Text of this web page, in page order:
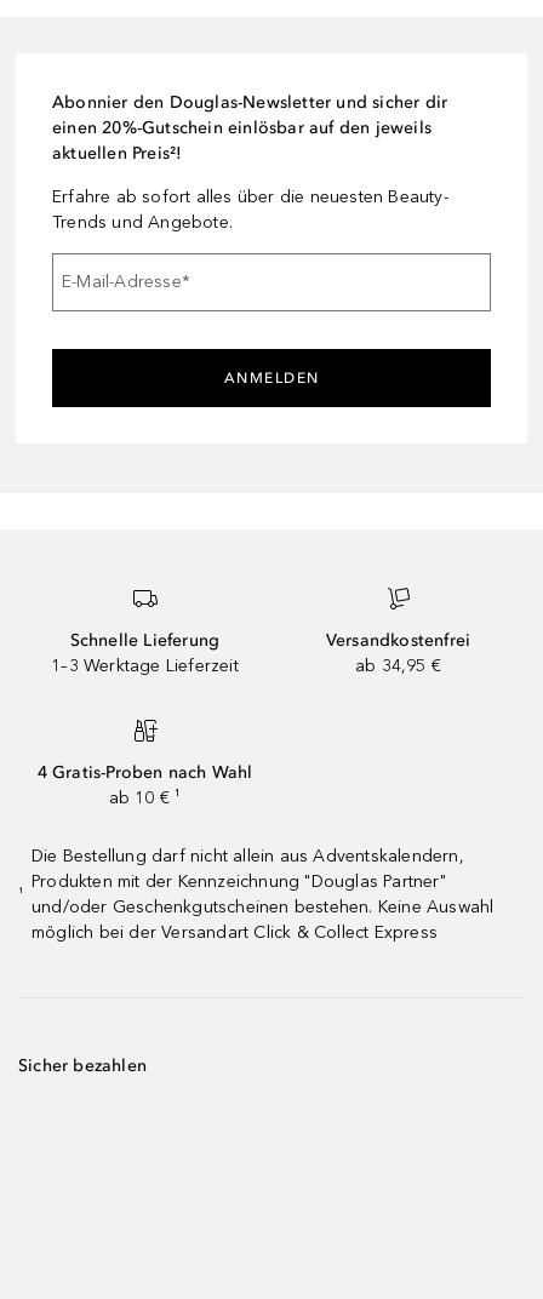
Abonnier den Douglas-Newsletter und sicher dir
einen 20%-Gutschein einlösbar auf den jeweils
aktuellen Preis²!
Erfahre ab sofort alles über die neuesten Beauty-
Trends und Angebote.
E-Mail-Adresse*
ANMELDEN
Schnelle Lieferung
1–3 Werktage Lieferzeit
Versandkostenfrei
ab 34,95 €
4 Gratis-Proben nach Wahl
ab 10 € ¹
¹
Die Bestellung darf nicht allein aus Adventskalendern,
Produkten mit der Kennzeichnung "Douglas Partner"
und/oder Geschenkgutscheinen bestehen. Keine Auswahl
möglich bei der Versandart Click & Collect Express
Sicher bezahlen